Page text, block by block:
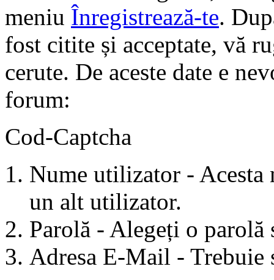
meniu Înregistrează-te.
fost citite și acceptate, vă
cerute. De aceste date e
forum:
Cod-Captcha
Nume utilizator - Acesta
un alt utilizator.
Parolă - Alegeți o
Adresa E-Mail - Trebuie